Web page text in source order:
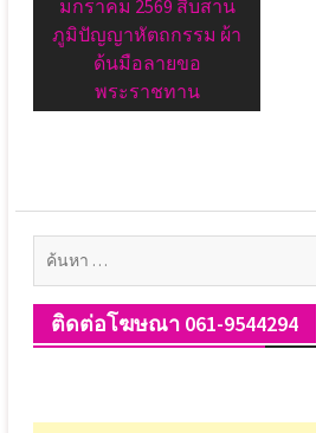
มกราคม 2569 สืบสาน
ภูมิปัญญาหัตถกรรม ผ้า
ด้นมือลายขอ
พระราชทาน
ค้นหา
ติดต่อโฆษณา 061-9544294